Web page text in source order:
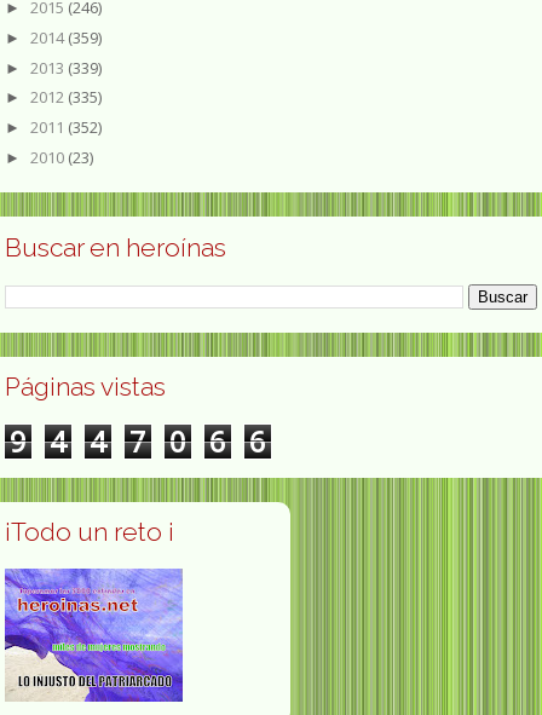
► 2015 (246)
► 2014(359)
► 2013 (339)
► 2012 (335)
► 2011 (352)
► 2010 (23)
Buscar en heroínas
Páginas vistas
9 4 4 7 0 6 6
¡Todo un reto ¡